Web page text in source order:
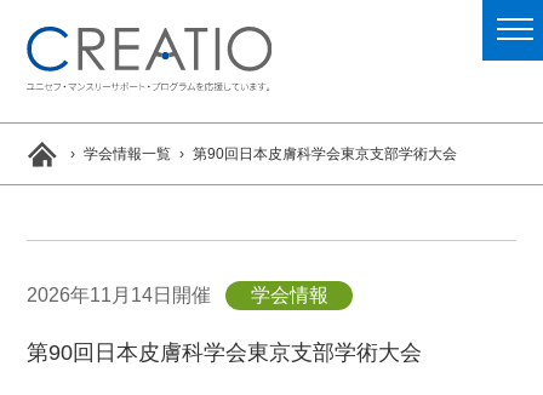
学会情報一覧 第90回日本皮膚科学会東京支部学術大会
2026年11月14日開催 学会情報
第90回日本皮膚科学会東京支部学術大会